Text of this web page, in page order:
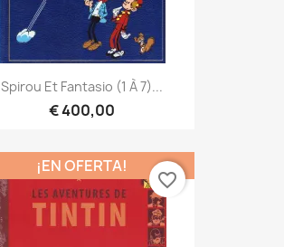
Spirou Et Fantasio (1 À 7)...
€ 400,00
¡EN OFERTA!
favorite_border